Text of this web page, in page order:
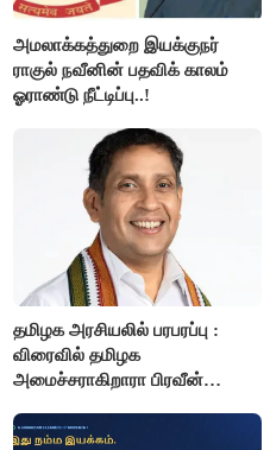
அமலாக்கத்துறை இயக்குநர்
ராகுல் நவீனின் பதவிக் காலம்
ஓராண்டு நீட்டிப்பு..!
தமிழக அரசியலில் பரபரப்பு :
விரைவில் தமிழக
அமைச்சராகிறாரா பிரவீன்